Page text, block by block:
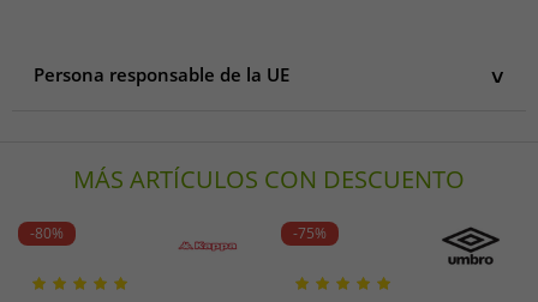
Persona responsable de la UE
Karlavägen 108
Schweden
info@happysocks.com
MÁS ARTÍCULOS CON DESCUENTO
-80% -75%